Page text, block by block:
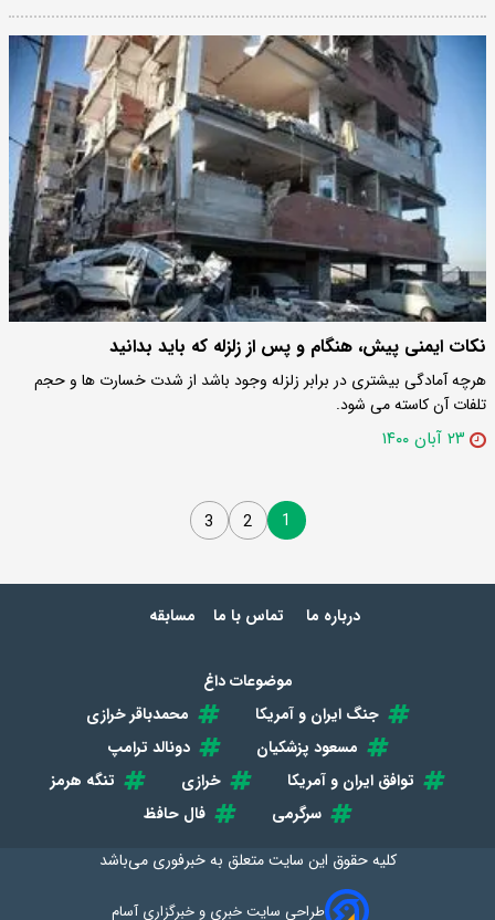
نکات ایمنی پیش، هنگام و پس از زلزله که باید بدانید
هرچه آمادگی بیشتری در برابر زلزله وجود باشد از شدت خسارت ها و حجم
تلفات آن کاسته می شود.
۲۳ آبان ۱۴۰۰
1
2
3
درباره ما تماس با ما مسابقه
موضوعات داغ
جنگ ایران و آمریکا
محمدباقر خرازی
مسعود پزشکیان
دونالد ترامپ
توافق ایران و آمریکا
خرازی
تنگه هرمز
سرگرمی
فال حافظ
کلیه حقوق این سایت متعلق بهخبرفوری می‌باشد
طراحی سایت خبری و خبرگزاری آسام